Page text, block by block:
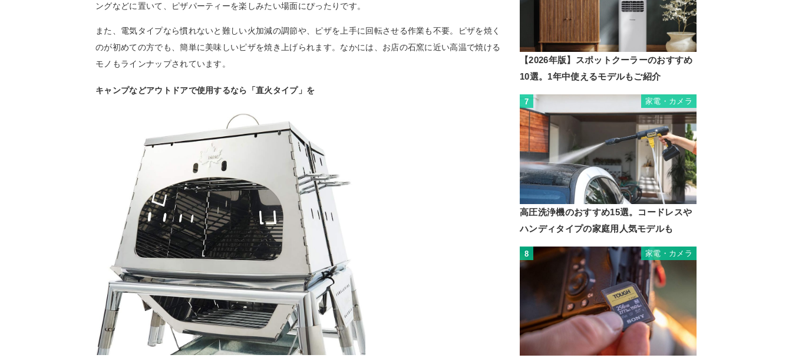
ングなどに置いて、ピザパーティーを楽しみたい場面にぴったりです。
また、電気タイプなら慣れないと難しい火加減の調節や、ピザを上手に回転させる作業も不要。ピザを焼く
のが初めての方でも、簡単に美味しいピザを焼き上げられます。なかには、お店の石窯に近い高温で焼ける
モノもラインナップされています。
キャンプなどアウトドアで使用するなら「直火タイプ」を
【2026年版】スポットクーラーのおすすめ
10選。1年中使えるモデルもご紹介
7 家電・カメラ
高圧洗浄機のおすすめ15選。コードレスや
ハンディタイプの家庭用人気モデルも
8 家電・カメラ